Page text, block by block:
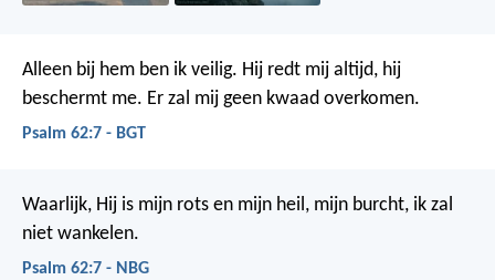
Alleen bij hem ben ik veilig. Hij redt mij altijd, hij
beschermt me. Er zal mij geen kwaad overkomen.
Psalm 62:7 - BGT
Waarlijk, Hij is mijn rots en mijn heil, mijn burcht, ik zal
niet wankelen.
Psalm 62:7 - NBG